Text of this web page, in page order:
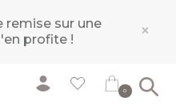
remise sur une
profite ! ×
0